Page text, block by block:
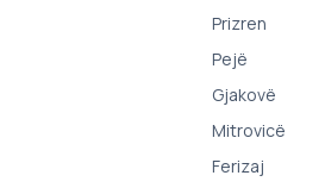
Prizren
Pejë
Gjakovë
Mitrovicë
Ferizaj